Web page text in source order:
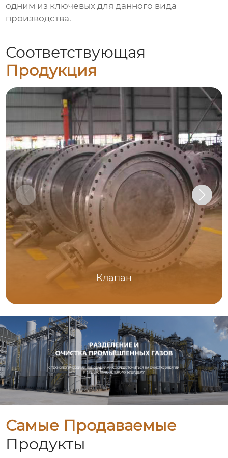
одним из ключевых для данного вида
производства.
Соответствующая
Продукция
Клапан
Самые Продаваемые
Продукты